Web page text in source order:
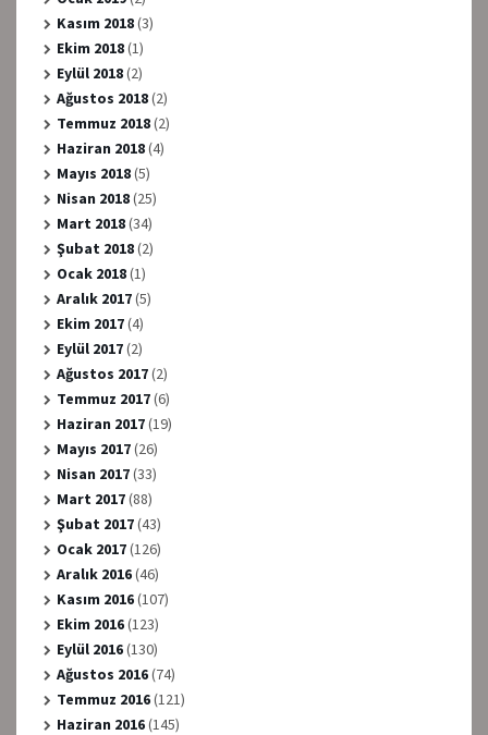
Kasım 2018(3)
Ekim 2018(1)
Eylül 2018(2)
Ağustos 2018(2)
Temmuz 2018(2)
Haziran 2018(4)
Mayıs 2018(5)
Nisan 2018(25)
Mart 2018(34)
Şubat 2018(2)
Ocak 2018(1)
Aralık 2017(5)
Ekim 2017(4)
Eylül 2017(2)
Ağustos 2017(2)
Temmuz 2017(6)
Haziran 2017(19)
Mayıs 2017(26)
Nisan 2017(33)
Mart 2017(88)
Şubat 2017(43)
Ocak 2017(126)
Aralık 2016(46)
Kasım 2016(107)
Ekim 2016(123)
Eylül 2016(130)
Ağustos 2016(74)
Temmuz 2016(121)
Haziran 2016(145)